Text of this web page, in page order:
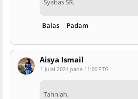
Syabas SR.
Balas Padam
Aisya Ismail
1 Julai 2024 pada 11:00 PTG
Tahniah.